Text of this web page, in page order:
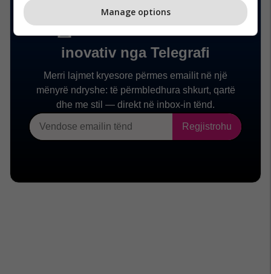
Manage options